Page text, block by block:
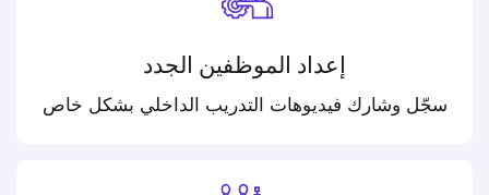
إعداد الموظفين الجدد
سجّل وشارك فيديوهات التدريب الداخلي بشكل خاص